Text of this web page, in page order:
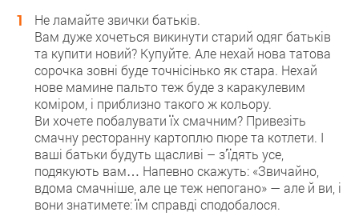
Не ламайте звички батьків.
Вам дуже хочеться викинути старий одяг батьків
та купити новий? Купуйте. Але нехай нова татова
сорочка зовні буде точнісінько як стара. Нехай
нове мамине пальто теж буде з каракулевим
коміром, і приблизно такого ж кольору.
Ви хочете побалувати їх смачним? Привезіть
смачну ресторанну картоплю пюре та котлети. І
ваші батьки будуть щасливі – з’їдять усе,
подякують вам… Напевно скажуть: «Звичайно,
вдома смачніше, але це теж непогано» — але й ви, і
вони знатимете: їм справді сподобалося.